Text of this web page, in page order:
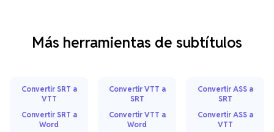
Más herramientas de subtítulos
Convertir SRT a
VTT
Convertir SRT a
Word
Convertir VTT a
SRT
Convertir VTT a
Word
Convertir ASS a
SRT
Convertir ASS a
VTT